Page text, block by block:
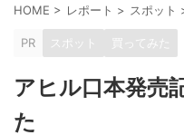
HOME > レポート > スポット
PR スポット 買ってみた
アヒル口本発売
た